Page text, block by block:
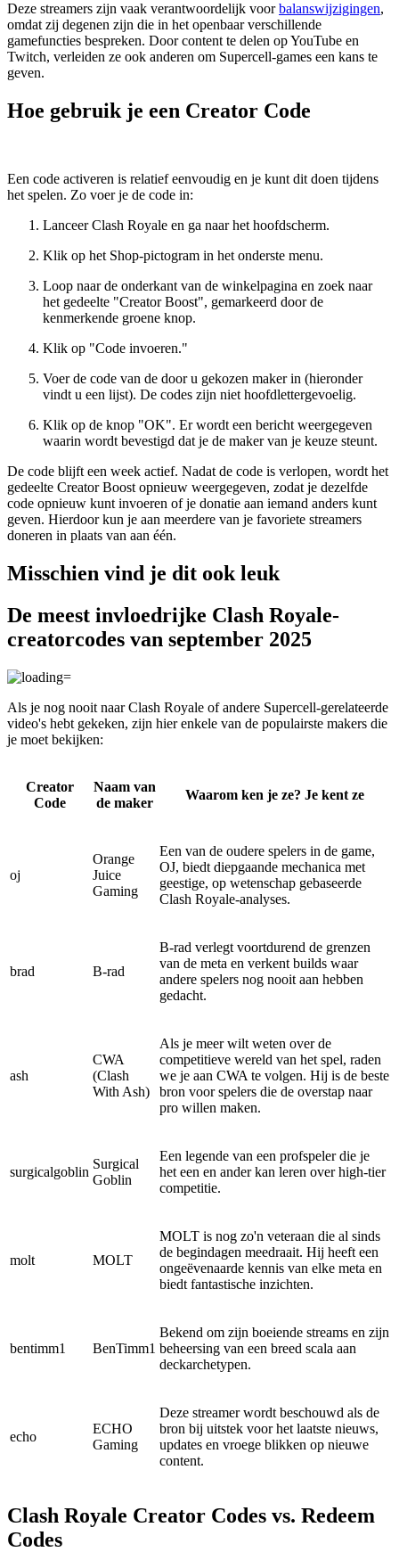
Deze streamers zijn vaak verantwoordelijk voorbalanswijzigingen,
omdat zij degenen zijn die in het openbaar verschillende
gamefuncties bespreken. Door content te delen op YouTube en
Twitch, verleiden ze ook anderen om Supercell-games een kans te
geven.
Hoe gebruik je een Creator Code
Een code activeren is relatief eenvoudig en je kunt dit doen tijdens
het spelen. Zo voer je de code in:
Lanceer Clash Royale en ga naar het hoofdscherm.
Klik op het Shop-pictogram in het onderste menu.
Loop naar de onderkant van de winkelpagina en zoek naar
het gedeelte "Creator Boost", gemarkeerd door de
kenmerkende groene knop.
Klik op "Code invoeren."
Voer de code van de door u gekozen maker in (hieronder
vindt u een lijst). De codes zijn niet hoofdlettergevoelig.
Klik op de knop "OK". Er wordt een bericht weergegeven
waarin wordt bevestigd dat je de maker van je keuze steunt.
De code blijft een week actief. Nadat de code is verlopen, wordt het
gedeelte Creator Boost opnieuw weergegeven, zodat je dezelfde
code opnieuw kunt invoeren of je donatie aan iemand anders kunt
geven. Hierdoor kun je aan meerdere van je favoriete streamers
doneren in plaats van aan één.
Misschien vind je dit ook leuk
De meest invloedrijke Clash Royale-
creatorcodes van september 2025
Als je nog nooit naar Clash Royale of andere Supercell-gerelateerde
video's hebt gekeken, zijn hier enkele van de populairste makers die
je moet bekijken:
Creator
Code
Naam van
de maker
Waarom ken je ze? Je kent ze
oj
Orange
Juice
Gaming
Een van de oudere spelers in de game,
OJ, biedt diepgaande mechanica met
geestige, op wetenschap gebaseerde
Clash Royale-analyses.
brad B-rad
B-rad verlegt voortdurend de grenzen
van de meta en verkent builds waar
andere spelers nog nooit aan hebben
gedacht.
ash
CWA
(Clash
With Ash)
Als je meer wilt weten over de
competitieve wereld van het spel, raden
we je aan CWA te volgen. Hij is de beste
bron voor spelers die de overstap naar
pro willen maken.
surgicalgoblin
Surgical
Goblin
Een legende van een profspeler die je
het een en ander kan leren over high-tier
competitie.
molt MOLT
MOLT is nog zo'n veteraan die al sinds
de begindagen meedraait. Hij heeft een
ongeëvenaarde kennis van elke meta en
biedt fantastische inzichten.
bentimm1 BenTimm1
Bekend om zijn boeiende streams en zijn
beheersing van een breed scala aan
deckarchetypen.
echo
ECHO
Gaming
Deze streamer wordt beschouwd als de
bron bij uitstek voor het laatste nieuws,
updates en vroege blikken op nieuwe
content.
Clash Royale Creator Codes vs. Redeem
Codes